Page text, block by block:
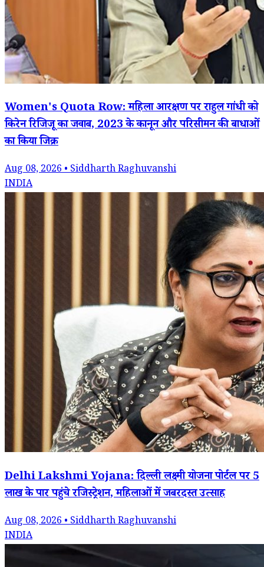
Women's Quota Row: महिला आरक्षण पर राहुल गांधी को
किरेन रिजिजू का जवाब, 2023 के कानून और परिसीमन की बाधाओं
का किया जिक्र
Aug 08, 2026 • Siddharth Raghuvanshi
INDIA
Delhi Lakshmi Yojana: दिल्ली लक्ष्मी योजना पोर्टल पर 5
लाख के पार पहुंचे रजिस्ट्रेशन, महिलाओं में जबरदस्त उत्साह
Aug 08, 2026 • Siddharth Raghuvanshi
INDIA